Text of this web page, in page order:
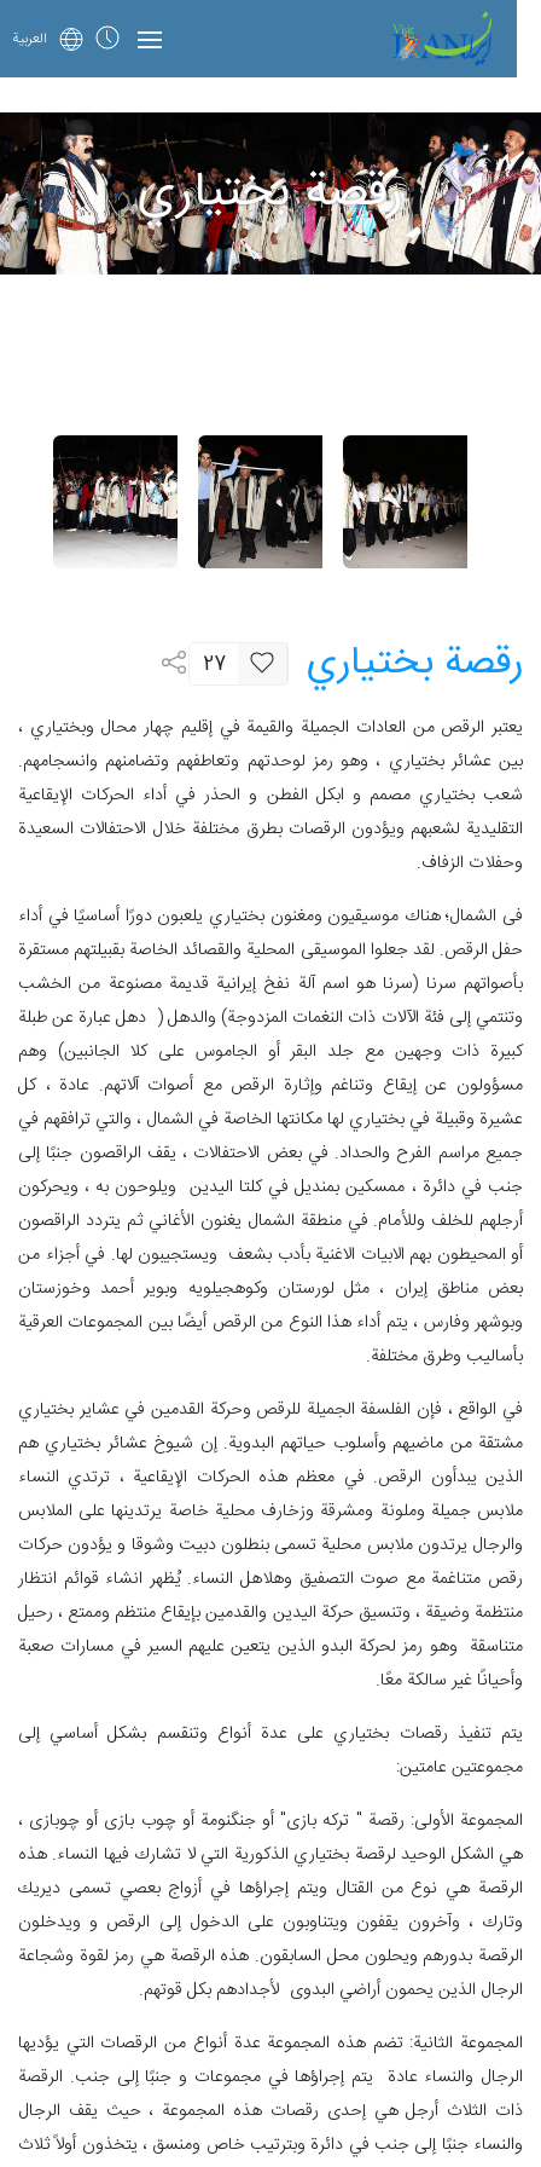
العربية
رقصة بختياري
رقصة بختياري 27
يعتبر الرقص من العادات الجميلة والقيمة في إقليم چهار محال وبختياري ،
بين عشائر بختياري ، وهو رمز لوحدتهم وتعاطفهم وتضامنهم وانسجامهم.
شعب بختياري مصمم و ابکل الفطن و الحذر في أداء الحركات الإيقاعية
التقليدية لشعبهم ويؤدون الرقصات بطرق مختلفة خلال الاحتفالات السعيدة
وحفلات الزفاف.
فى الشمال؛ هناك موسيقيون ومغنون بختياري يلعبون دورًا أساسيًا في أداء
حفل الرقص. لقد جعلوا الموسيقى المحلية والقصائد الخاصة بقبيلتهم مستقرة
بأصواتهم سرنا (سرنا هو اسم آلة نفخ إيرانية قديمة مصنوعة من الخشب
وتنتمي إلى فئة الآلات ذات النغمات المزدوجة) والدهل ( دهل عبارة عن طبلة
كبيرة ذات وجهين مع جلد البقر أو الجاموس على كلا الجانبين) وهم
مسؤولون عن إيقاع وتناغم وإثارة الرقص مع أصوات آلاتهم. عادة ، كل
عشیرة وقبيلة في بختياري لها مكانتها الخاصة في الشمال ، والتي ترافقهم في
جميع مراسم الفرح والحداد. في بعض الاحتفالات ، يقف الراقصون جنبًا إلى
جنب في دائرة ، ممسكين بمنديل في كلتا الیدین ويلوحون به ، ويحركون
أرجلهم للخلف وللأمام. في منطقة الشمال يغنون الأغاني ثم يتردد الراقصون
أو المحيطون بهم الابیات الاغنیة بأدب بشعف ويستجيبون لها. في أجزاء من
بعض مناطق إيران ، مثل لورستان وكوهجيلويه وبوير أحمد وخوزستان
وبوشهر وفارس ، يتم أداء هذا النوع من الرقص أيضًا بين المجموعات العرقية
بأساليب وطرق مختلفة.
في الواقع ، فإن الفلسفة الجميلة للرقص وحركة القدمين في عشایر بختياري
مشتقة من ماضیهم وأسلوب حياتهم البدوية. إن شيوخ عشائر بختياري هم
الذين يبدأون الرقص. في معظم هذه الحركات الإيقاعية ، ترتدي النساء
ملابس جميلة وملونة ومشرقة وزخارف محلية خاصة يرتدينها على الملابس
والرجال يرتدون ملابس محلية تسمى بنطلون دبیت وشوقا و يؤدون حركات
رقص متناغمة مع صوت التصفيق وهلاهل النساء. يُظهر انشاء قوائم انتظار
منتظمة وضيقة ، وتنسيق حركة اليدين والقدمين بإيقاع منتظم وممتع ، رحیل
متناسقة وهو رمز لحركة البدو الذين يتعين عليهم السير في مسارات صعبة
وأحيانًا غير سالكة معًا.
يتم تنفيذ رقصات بختياري على عدة أنواع وتنقسم بشكل أساسي إلى
مجموعتين عامتين:
المجموعة الأولى: رقصة " ترکه بازی" أو جنگنومة أو چوب بازی أو چوبازی ،
هي الشكل الوحيد لرقصة بختياري الذكورية التي لا تشارك فيها النساء. هذه
الرقصة هي نوع من القتال ويتم إجراؤها في أزواج بعصي تسمى ديريك
وتارك ، وآخرون يقفون ويتناوبون على الدخول إلى الرقص و ويدخلون
الرقصة بدورهم ويحلون محل السابقون. هذه الرقصة هي رمز لقوة وشجاعة
الرجال الذين يحمون أراضي البدوی لأجدادهم بكل قوتهم.
المجموعة الثانية: تضم هذه المجموعة عدة أنواع من الرقصات التي يؤديها
الرجال والنساء عادة يتم إجراؤها في مجموعات و جنبًا إلى جنب. الرقصة
ذات الثلاث أرجل هي إحدى رقصات هذه المجموعة ، حيث يقف الرجال
والنساء جنبًا إلى جنب في دائرة وبترتيب خاص ومنسق ، يتخذون أولاً ثلاث